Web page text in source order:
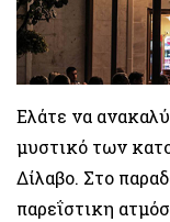
Ελάτε να
μυστικό των
Δίλαβο. Στο
παρεΐστικη